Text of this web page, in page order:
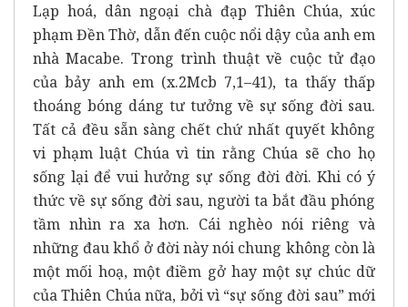
Lạp hoá, dân ngoại chà đạp Thiên Chúa, xúc
phạm Đền Thờ, dẫn đến cuộc nổi dậy của anh em
nhà Macabe. Trong trình thuật về cuộc tử đạo
của bảy anh em (x.2Mcb 7,1–41), ta thấy thấp
thoáng bóng dáng tư tưởng về sự sống đời sau.
Tất cả đều sẵn sàng chết chứ nhất quyết không
vi phạm luật Chúa vì tin rằng Chúa sẽ cho họ
sống lại để vui hưởng sự sống đời đời. Khi có ý
thức về sự sống đời sau, người ta bắt đầu phóng
tầm nhìn ra xa hơn. Cái nghèo nói riêng và
những đau khổ ở đời này nói chung không còn là
một mối hoạ, một điềm gở hay một sự chúc dữ
của Thiên Chúa nữa, bởi vì “sự sống đời sau” mới